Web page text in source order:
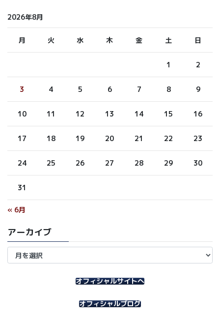
2026年8月
月 火 水 木 金 土 日
1 2
3 4 5 6 7 8 9
10 11 12 13 14 15 16
17 18 19 20 21 22 23
24 25 26 27 28 29 30
31
« 6月
アーカイブ
ア
オフィシャルサイトへ
オフィシャルブログ